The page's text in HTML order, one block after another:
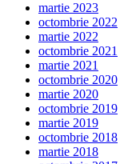
martie 2023
octombrie 2022
martie 2022
octombrie 2021
martie 2021
octombrie 2020
martie 2020
octombrie 2019
martie 2019
octombrie 2018
martie 2018